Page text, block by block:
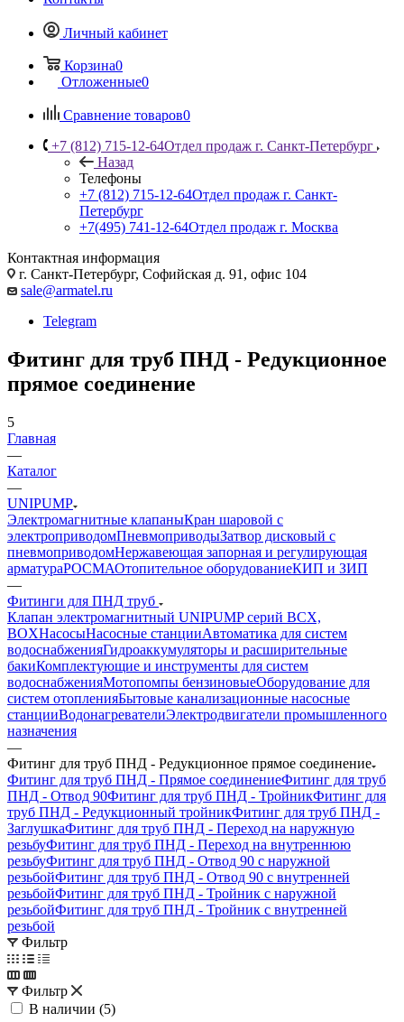
Личный кабинет
Корзина0
Отложенные0
Сравнение товаров0
+7 (812) 715-12-64Отдел продаж г. Санкт-Петербург
Назад
Телефоны
+7 (812) 715-12-64Отдел продаж г. Санкт-
Петербург
+7(495) 741-12-64Отдел продаж г. Москва
Контактная информация
г. Санкт-Петербург, Софийская д. 91, офис 104
sale@armatel.ru
Telegram
Фитинг для труб ПНД - Редукционное
прямое соединение
5
Главная
—
Каталог
—
UNIPUMP
Электромагнитные клапаныКран шаровой с
электроприводомПневмоприводыЗатвор дисковый с
пневмоприводомНержавеющая запорная и регулирующая
арматураРОСМАОтопительное оборудованиеКИП и ЗИП
—
Фитинги для ПНД труб
Клапан электромагнитный UNIPUMP серий BCX,
BOXНасосыНасосные станцииАвтоматика для систем
водоснабженияГидроаккумуляторы и расширительные
бакиКомплектующие и инструменты для систем
водоснабженияМотопомпы бензиновыеОборудование для
систем отопленияБытовые канализационные насосные
станцииВодонагревателиЭлектродвигатели промышленного
назначения
—
Фитинг для труб ПНД - Редукционное прямое соединение
Фитинг для труб ПНД - Прямое соединениеФитинг для труб
ПНД - Отвод 90Фитинг для труб ПНД - ТройникФитинг для
труб ПНД - Редукционный тройникФитинг для труб ПНД -
ЗаглушкаФитинг для труб ПНД - Переход на наружную
резьбуФитинг для труб ПНД - Переход на внутреннюю
резьбуФитинг для труб ПНД - Отвод 90 с наружной
резьбойФитинг для труб ПНД - Отвод 90 с внутренней
резьбойФитинг для труб ПНД - Тройник с наружной
резьбойФитинг для труб ПНД - Тройник с внутренней
резьбой
Фильтр
Фильтр
В наличии (5)